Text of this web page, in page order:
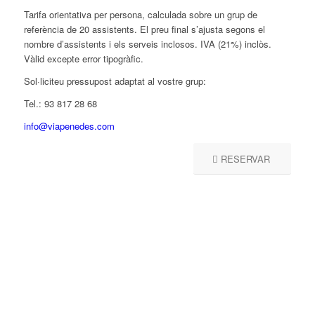
Tarifa orientativa per persona, calculada sobre un grup de
referència de 20 assistents. El preu final s’ajusta segons el
nombre d’assistents i els serveis inclosos. IVA (21%) inclòs.
Vàlid excepte error tipogràfic.
Sol·liciteu pressupost adaptat al vostre grup:
Tel.: 93 817 28 68
info@viapenedes.com
RESERVAR